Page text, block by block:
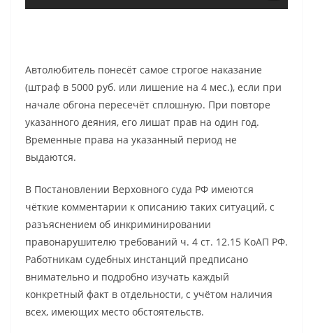
Автолюбитель понесёт самое строгое наказание
(штраф в 5000 руб. или лишение на 4 мес.), если при
начале обгона пересечёт сплошную. При повторе
указанного деяния, его лишат прав на один год.
Временные права на указанный период не
выдаются.
В Постановлении Верховного суда РФ имеются
чёткие комментарии к описанию таких ситуаций, с
разъяснением об инкриминировании
правонарушителю требований ч. 4 ст. 12.15 КоАП РФ.
Работникам судебных инстанций предписано
внимательно и подробно изучать каждый
конкретный факт в отдельности, с учётом наличия
всех, имеющих место обстоятельств.